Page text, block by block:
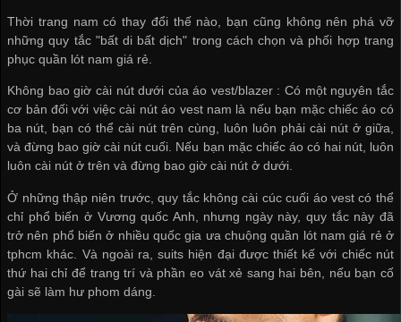
Thời trang nam có thay đổi thế nào, bạn cũng không nên phá vỡ
những quy tắc "bất di bất dịch" trong cách chọn và phối hợp trang
phụcquần lót nam giá rẻ
Không bao giờ cài nút dưới của áo vest/blazer : Có một nguyên tắc
cơ bản đối với việc cài nút áo vest nam là nếu bạn mặc chiếc áo có
ba nút, bạn có thể cài nút trên cùng, luôn luôn phải cài nút ở giữa,
và đừng bao giờ cài nút cuối. Nếu bạn mặc chiếc áo có hai nút, luôn
luôn cài nút ở trên và đừng bao giờ cài nút ở dưới.
Ở những thập niên trước, quy tắc không cài cúc cuối áo vest có thể
chỉ phổ biến ở Vương quốc Anh, nhưng ngày này, quy tắc này đã
trở nên phổ biến ở nhiều quốc gia ưa chuộngquần lót nam giá rẻ ở
tphcm khác. Và ngoài ra, suits hiện đại được thiết kế với chiếc nút
thứ hai chỉ để trang trí và phần eo vát xẻ sang hai bên, nếu bạn cố
gài sẽ làm hư phom dáng.